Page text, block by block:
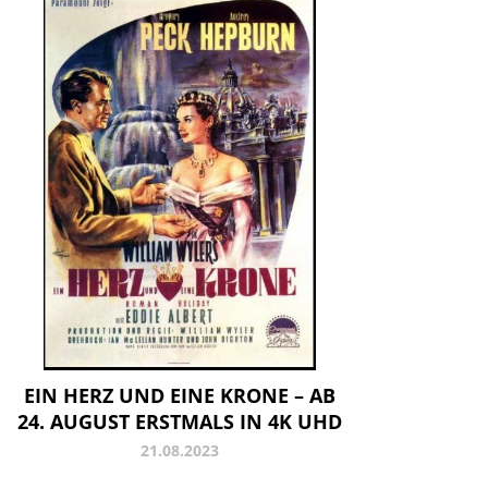
EIN HERZ UND EINE KRONE – AB
24. AUGUST ERSTMALS IN 4K UHD
21.08.2023